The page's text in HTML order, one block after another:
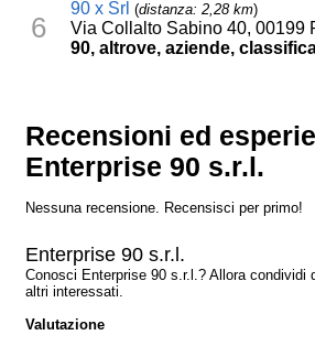
6
90 x Srl (distanza: 2,28 km)
Via Collalto Sabino 40, 00199
90, altrove, aziende,
Recensioni ed
Enterprise 90 s.r.l.
Nessuna recensione. Recensisci per primo!
Enterprise 90 s.r.l.
Conosci Enterprise 90 s.r.l.? Allora condividi
altri interessati.
Valutazione